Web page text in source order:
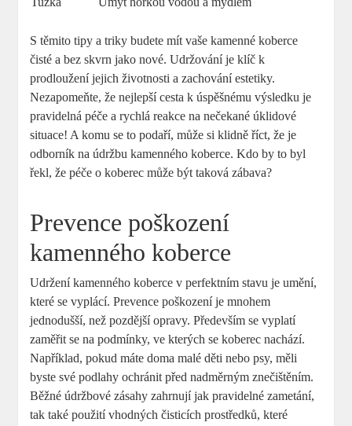
S těmito tipy a triky budete mít vaše kamenné koberce
čisté a bez skvrn jako nové. Udržování je klíč k
prodloužení jejich životnosti a zachování estetiky.
Nezapomeňte, že nejlepší cesta k úspěšnému výsledku je
pravidelná péče a rychlá reakce na nečekané úklidové
situace! A komu se to podaří, může si klidně říct, že je
odborník na údržbu kamenného koberce. Kdo by to byl
řekl, že péče o koberec může být taková zábava?
Prevence poškození
kamenného koberce
Udržení kamenného koberce v perfektním stavu je umění,
které se vyplácí. Prevence poškození je mnohem
jednodušší, než pozdější opravy. Především se vyplatí
zaměřit se na podmínky, ve kterých se koberec nachází.
Například, pokud máte doma malé děti nebo psy, měli
byste své podlahy ochránit před nadměrným znečištěním.
Běžné údržbové zásahy zahrnují jak pravidelné zametání,
tak také použití vhodných čisticích prostředků, které